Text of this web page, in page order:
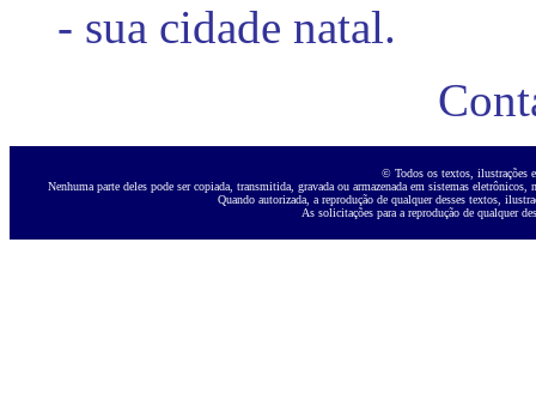
- sua cidade natal.
© Todos os textos, ilustrações
Nenhuma parte deles pode ser copiada, transmitida, gravada ou armazenada em sistemas
Quando autorizada, a reprodução de qualquer desses textos,
As solicitações para a reprodução de qualquer